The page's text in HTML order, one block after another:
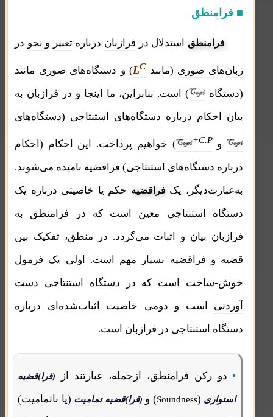
■ فرامنطق
فرامنطق استدلال در فرازبان دربارهتعبیر و نحو در
زبان‌های صوری (مانند LC
) و دستگاه‌های صوری مانند
(دستگاه
) است. بنابراین، ما اینجا و در فرازبان به
بیان احکام درباره دستگاه‌های استنتاجی (دستگاه‌های
و+C.P
) خواهیم پرداخت. این احکام (احکام
درباره دستگاه‌های استنتاجی) فراقضیه نامیده می‌شوند.
به‌عبارت‌دیگر، یکفراقضیه حکم یا خاصیتی درباره یک
دستگاه استنتاجی معین است که در فرامنطق به
فرازبان بیان و اثبات می‌‌گردد. در منطق، تفکیک بین
قضیه و فراقضیه بسیار مهم است. اولی یک فرمول‌
خوش-ساخت است که در دستگاه استنتاجی دست
آوردنی است و دومی خاصیت اثبات‌شده‌ای درباره
دستگاه استنتاجی در فرازبان است.
• دو رکن فرامنطق، ازجمله، عبارتند از (فرا)قضیه
استواری (
Soundness
) و (فرا)قضیهتمامیت (یا ناتمامیت)